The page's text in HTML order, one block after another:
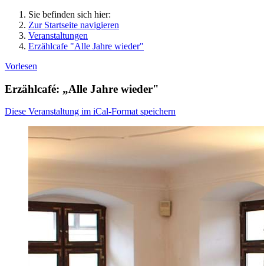
Sie befinden sich hier:
Zur Startseite navigieren
Veranstaltungen
Erzählcafe "Alle Jahre wieder"
Vorlesen
Erzählcafé: „Alle Jahre wieder"
Diese Veranstaltung im iCal-Format speichern